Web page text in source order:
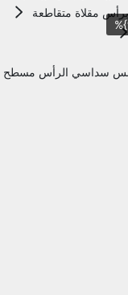
مقلاة متقاطعة
سداسي الرأس مسطح